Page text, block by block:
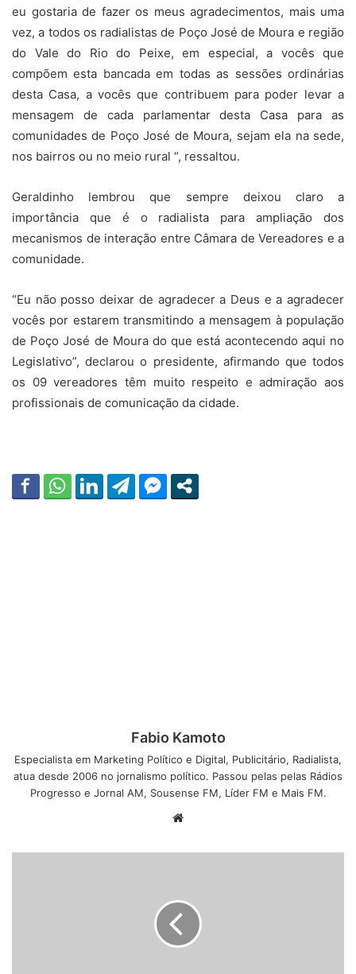
eu gostaria de fazer os meus agradecimentos, mais uma
vez, a todos os radialistas de Poço José de Moura e região
do Vale do Rio do Peixe, em especial, a vocês que
compõem esta bancada em todas as sessões ordinárias
desta Casa, a vocês que contribuem para poder levar a
mensagem de cada parlamentar desta Casa para as
comunidades de Poço José de Moura, sejam ela na sede,
nos bairros ou no meio rural “, ressaltou.
Geraldinho lembrou que sempre deixou claro a
importância que é o radialista para ampliação dos
mecanismos de interação entre Câmara de Vereadores e a
comunidade.
“Eu não posso deixar de agradecer a Deus e a agradecer
vocês por estarem transmitindo a mensagem à população
de Poço José de Moura do que está acontecendo aqui no
Legislativo”, declarou o presidente, afirmando que todos
os 09 vereadores têm muito respeito e admiração aos
profissionais de comunicação da cidade.
Fabio Kamoto
Especialista em Marketing Político e Digital, Publicitário, Radialista,
atua desde 2006 no jornalismo político. Passou pelas pelas Rádios
Progresso e Jornal AM, Sousense FM, Líder FM e Mais FM.
b